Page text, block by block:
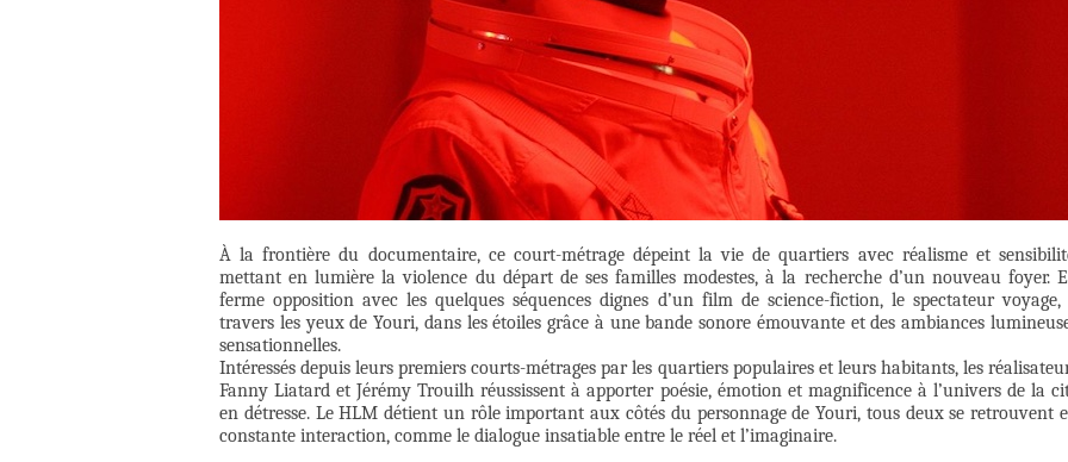
À la frontière du documentaire, ce court-métrage dépeint la vie de quartiers avec réalisme et
mettant en lumière la violence du départ de ses familles modestes, à la recherche d’un nouveau foyer.
ferme opposition avec les quelques séquences dignes d’un film de science-fiction, le spectateur voyage,
travers les yeux de Youri, dans les étoiles grâce à une bande sonore émouvante et des ambiances
sensationnelles.
Intéressés depuis leurs premiers courts-métrages par les quartiers populaires et leurs habitants, les
Fanny Liatard et Jérémy Trouilh réussissent à apporter poésie, émotion et magnificence à l’univers de la
en détresse. Le HLM détient un rôle important aux côtés du personnage de Youri, tous deux se retrouvent
constante interaction, comme le dialogue insatiable entre le réel et l’imaginaire.